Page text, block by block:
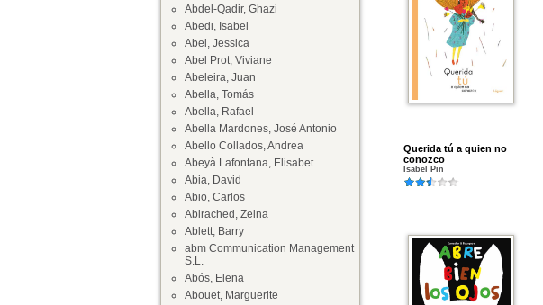
Abdel-Qadir, Ghazi
Abedi, Isabel
Abel, Jessica
Abel Prot, Viviane
Abeleira, Juan
Abella, Tomás
Abella, Rafael
Abella Mardones, José Antonio
Abello Collados, Andrea
Abeyà Lafontana, Elisabet
Abia, David
Abio, Carlos
Abirached, Zeina
Ablett, Barry
abm Communication Management
S.L.
Abós, Elena
Abouet, Marguerite
Querida tú a quien no
conozco
Isabel Pin